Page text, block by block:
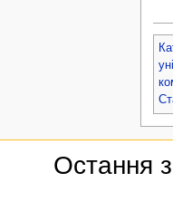
Остання